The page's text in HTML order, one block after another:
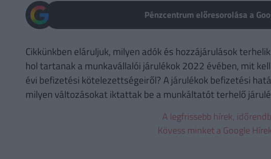
Pénzcentrum előresorolása a
Cikkünkben eláruljuk, milyen adók és hozzájárulások
hol tartanak a munkavállalói járulékok 2022 évében, mit
évi befizetési kötelezettségeiről? A járulékok befizetési
milyen változásokat iktattak be a munkáltatót terhelő
A legfrissebb hírek,
Kövess minket a Google